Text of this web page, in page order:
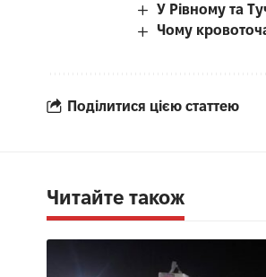
У Рівному та
Чому
Поділитися цією статтею
Читайте також